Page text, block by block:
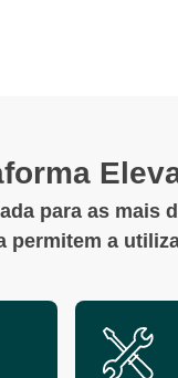
para as mais
permitem a